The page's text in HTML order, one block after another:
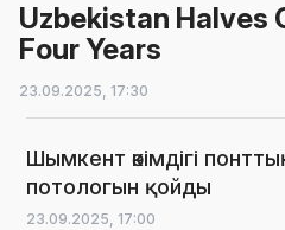
Uzbekistan Halves
Four Years
23.09.2025, 17:30
Шымкент әкімдігі
потологын қойды
23.09.2025, 17:00